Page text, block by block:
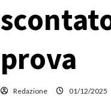
prova
Redazione 01/12/2025